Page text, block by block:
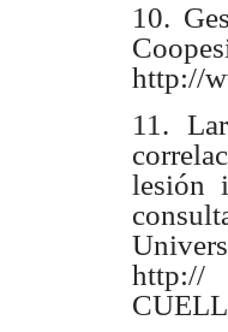
10.
http://
11.
lesión
http://